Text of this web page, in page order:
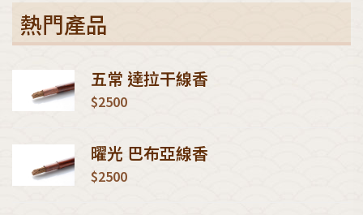
熱門產品
五常 達拉干線香
$2500
曜光 巴布亞線香
$2500